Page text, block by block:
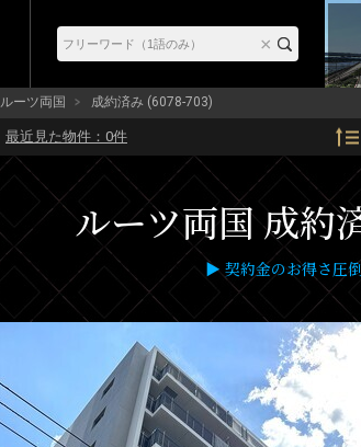
ルーツ両国 成約済み (6078-703)
最近見た物件： 0件
ルーツ両国 成
▶ 契約金のお得さ圧